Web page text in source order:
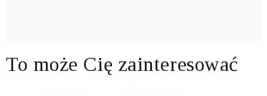
To może Cię zainteresować